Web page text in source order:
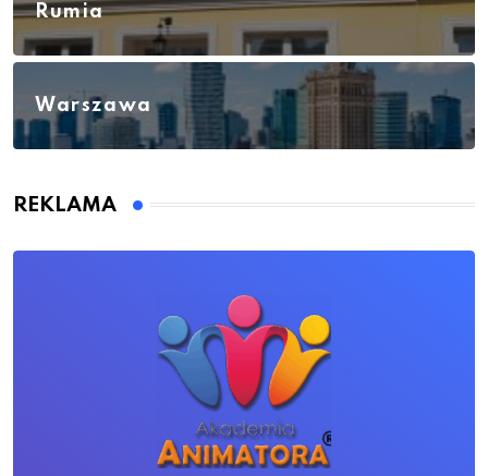
Rumia
Warszawa
REKLAMA